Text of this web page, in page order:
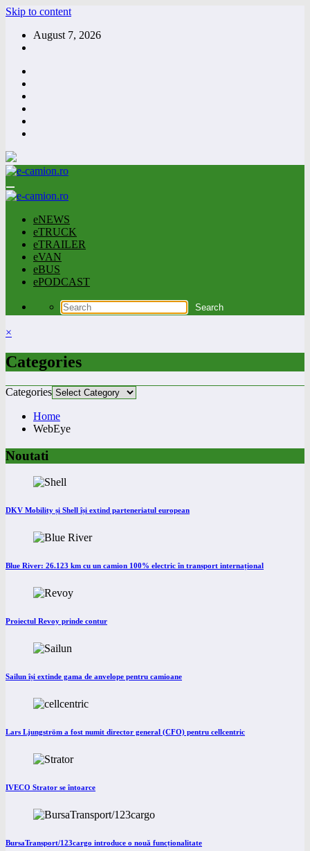
Skip to content
August 7, 2026
eNEWS
eTRUCK
eTRAILER
eVAN
eBUS
ePODCAST
×
Categories
Categories
Home
WebEye
Noutati
DKV Mobility și Shell își extind parteneriatul european
Blue River: 26.123 km cu un camion 100% electric în transport internațional
Proiectul Revoy prinde contur
Sailun își extinde gama de anvelope pentru camioane
Lars Ljungström a fost numit director general (CFO) pentru cellcentric
IVECO Strator se întoarce
BursaTransport/123cargo introduce o nouă funcționalitate